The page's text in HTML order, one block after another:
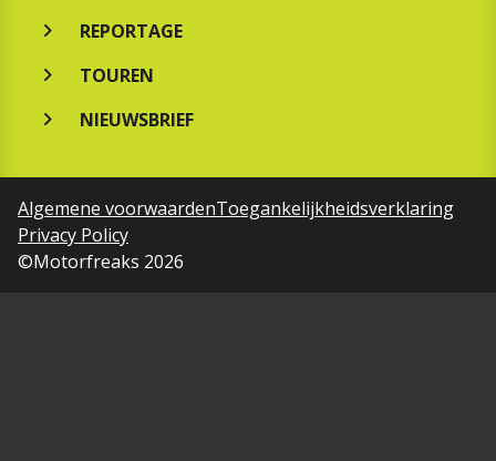
REPORTAGE
TOUREN
NIEUWSBRIEF
Algemene voorwaardenToegankelijkheidsverklaring
Privacy Policy
©Motorfreaks 2026